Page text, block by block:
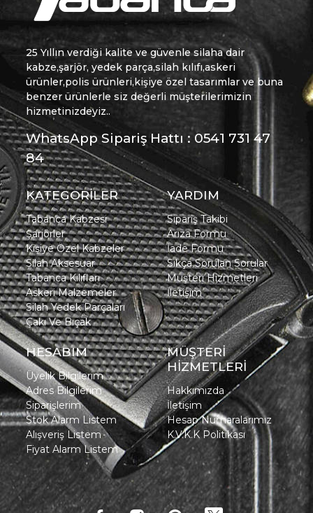
25 Yıllın verdiği kalite ve güvenle silaha dair
kabze,şarjör, yedek parça,silah kılıfı,askeri
ürünler,polis ürünleri,kişiye özel tasarımlar ve buna
benzer ürünlerle siz değerli müşterilerimizin
hizmetinizdeyiz..
WhatsApp Sipariş Hattı : 0541 731 47
84
KATEGORİLER
Tabanca Kabzesi
Şarjörler
Kişiye Özel Kabzeler
Silah Aksesuar
Tabanca Kılıfları
Askeri Malzemeler
Silah Yedek Parçaları
Çakı Ve Bıçak
YARDIM
Sipariş Takibi
Arıza Formu
İade Formu
Sıkça Sorulan Sorular
Müşteri Hizmetleri
İletişim
HESABIM
Üyelik Bilgilerim
Adres Bilgilerim
Siparişlerim
Stok Alarm Listem
Alışveriş Listem
Fiyat Alarm Listem
MÜŞTERİ
HİZMETLERİ
Hakkımızda
İletişim
Hesap Numaralarımız
K.V.K.K Politikası